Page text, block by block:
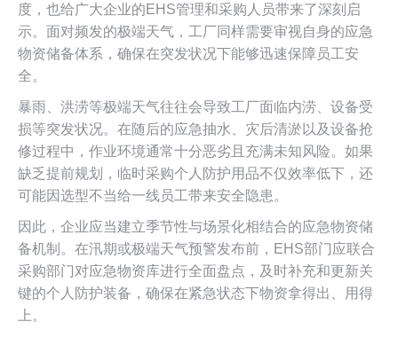
度，也给广大企业的EHS管理和采购人员带来了深刻启
示。面对频发的极端天气，工厂同样需要审视自身的应急
物资储备体系，确保在突发状况下能够迅速保障员工安
全。
暴雨、洪涝等极端天气往往会导致工厂面临内涝、设备受
损等突发状况。在随后的应急抽水、灾后清淤以及设备抢
修过程中，作业环境通常十分恶劣且充满未知风险。如果
缺乏提前规划，临时采购个人防护用品不仅效率低下，还
可能因选型不当给一线员工带来安全隐患。
因此，企业应当建立季节性与场景化相结合的应急物资储
备机制。在汛期或极端天气预警发布前，EHS部门应联合
采购部门对应急物资库进行全面盘点，及时补充和更新关
键的个人防护装备，确保在紧急状态下物资拿得出、用得
上。